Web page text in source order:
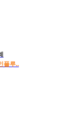
플루..